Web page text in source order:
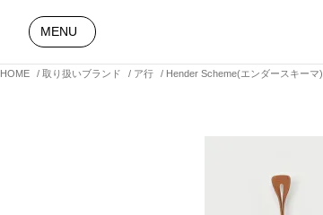
HOME 取り扱いブランド ア行 Hender Scheme(エンダースキーマ)
MENU